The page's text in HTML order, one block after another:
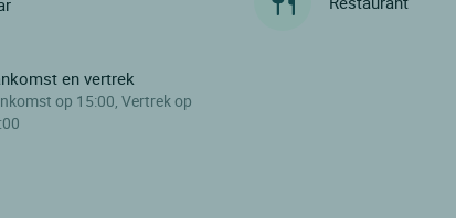
en vertrek
op 15:00, Vertrek op